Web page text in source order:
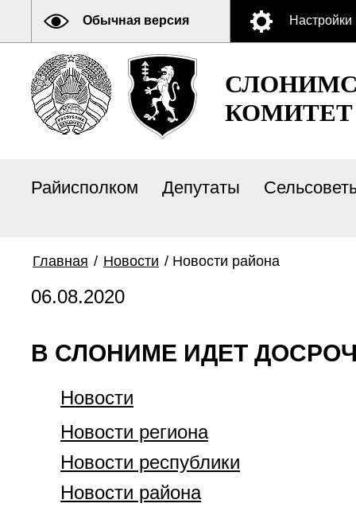
Обычная версия Настройки
КОМИТЕТ
Райисполком Депутаты
Главная / Новости / Новости района
06.08.2020
В СЛОНИМЕ ИДЕТ
Новости
Новости региона
Новости республики
Новости района